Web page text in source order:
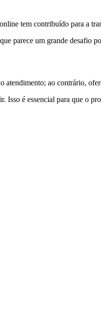
tem contribuído para a
parece um grande desafio
ao contrário,
é essencial para que o